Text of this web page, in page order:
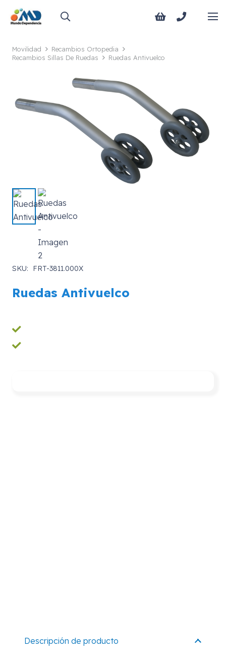
Movilidad
Recambios Ortopedia
Recambios Sillas De Ruedas
Ruedas Antivuelco
SKU: FRT-3811.000X
Ruedas Antivuelco
Descripción de producto